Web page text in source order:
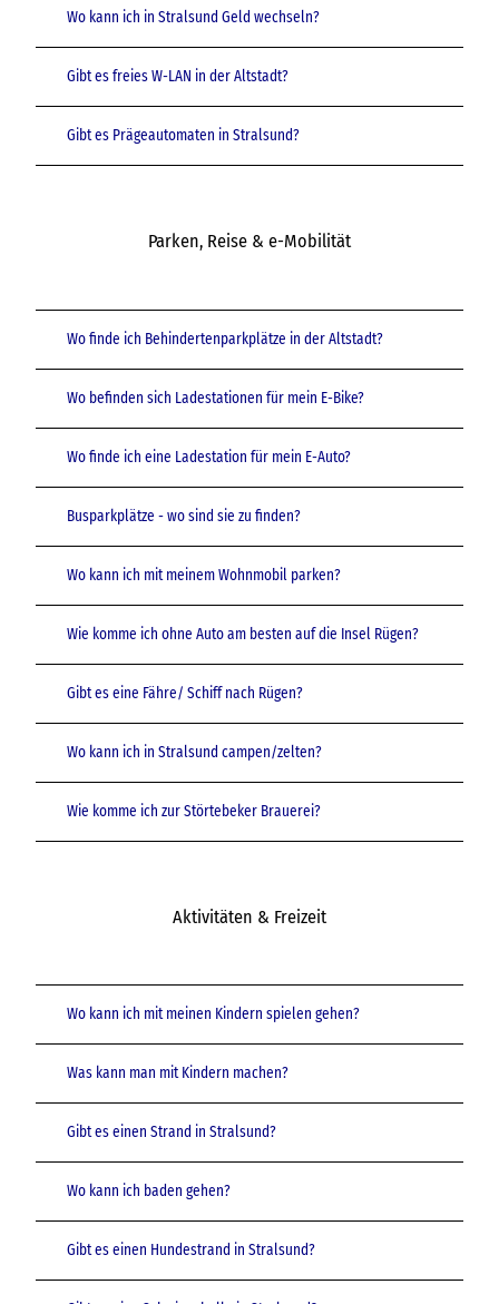
Wo kann ich in Stralsund Geld wechseln?
Gibt es freies W-LAN in der Altstadt?
Gibt es Prägeautomaten in Stralsund?
Parken, Reise & e-Mobilität
Wo finde ich Behindertenparkplätze in der Altstadt?
Wo befinden sich Ladestationen für mein E-Bike?
Wo finde ich eine Ladestation für mein E-Auto?
Busparkplätze - wo sind sie zu finden?
Wo kann ich mit meinem Wohnmobil parken?
Wie komme ich ohne Auto am besten auf die Insel Rügen?
Gibt es eine Fähre/ Schiff nach Rügen?
Wo kann ich in Stralsund campen/zelten?
Wie komme ich zur Störtebeker Brauerei?
Aktivitäten & Freizeit
Wo kann ich mit meinen Kindern spielen gehen?
Was kann man mit Kindern machen?
Gibt es einen Strand in Stralsund?
Wo kann ich baden gehen?
Gibt es einen Hundestrand in Stralsund?